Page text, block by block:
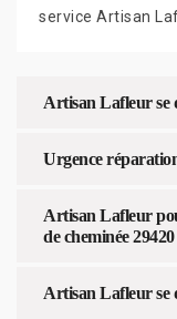
service Artisan
Artisan Lafleur se
Urgence
Artisan Lafleur
de cheminée 29420
Artisan Lafleur se